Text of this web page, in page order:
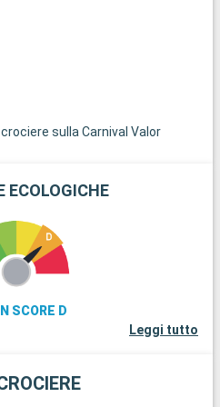
sulla Carnival Valor
ECOLOGICHE
SCORE D
Leggi tutto